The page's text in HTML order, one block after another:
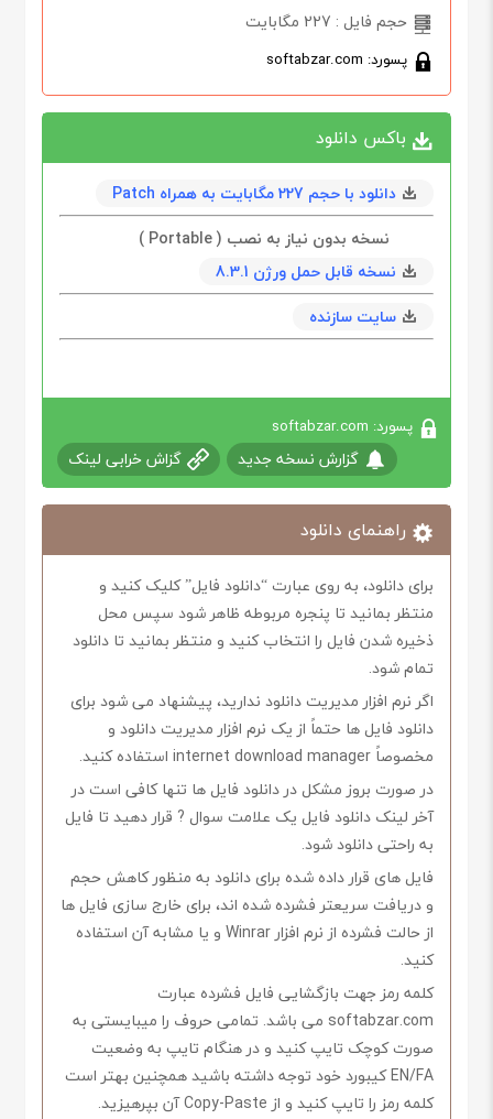
حجم فایل : 227 مگابایت
پسورد: softabzar.com
باکس دانلود
دانلود با حجم 227 مگابايت به همراه Patch
نسخه بدون نیاز به نصب ( Portable )
نسخه قابل حمل ورژن 8.3.1
سایت سازنده
پسورد: softabzar.com
گزارش نسخه جدید گزاش خرابی لینک
راهنمای دانلود
برای دانلود، به روی عبارت “دانلود فایل” کلیک کنید و
منتظر بمانید تا پنجره مربوطه ظاهر شود سپس محل
ذخیره شدن فایل را انتخاب کنید و منتظر بمانید تا دانلود
تمام شود.
اگر نرم افزار مدیریت دانلود ندارید، پیشنهاد می شود برای
دانلود فایل ها حتماً از یک نرم افزار مدیریت دانلود و
مخصوصاً internet download manager استفاده کنید.
در صورت بروز مشکل در دانلود فایل ها تنها کافی است در
آخر لینک دانلود فایل یک علامت سوال ? قرار دهید تا فایل
به راحتی دانلود شود.
فایل های قرار داده شده برای دانلود به منظور کاهش حجم
و دریافت سریعتر فشرده شده اند، برای خارج سازی فایل ها
از حالت فشرده از نرم افزار Winrar و یا مشابه آن استفاده
کنید.
کلمه رمز جهت بازگشایی فایل فشرده عبارت
softabzar.com می باشد. تمامی حروف را میبایستی به
صورت کوچک تایپ کنید و در هنگام تایپ به وضعیت
EN/FA کیبورد خود توجه داشته باشید همچنین بهتر است
کلمه رمز را تایپ کنید و از Copy-Paste آن بپرهیزید.